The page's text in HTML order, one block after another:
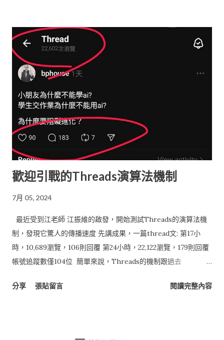
主機維運的問題， 只要專心做我的創意、嘗鮮就好了！！ 多
棒！ 若將『 教育，意義！ 』網站依功能層次來分類，可以分為
三層結構， 當中的層次與使用技術大致如下： UI 介面層 服務 :
Blogspot (網站介面) , Picasa (相簿空間), Google Apps 技術 :
Javascript , AJAX ( JQuery ) App應用層 服務 : Google App
Engine (GAE) 技術 : Java, Java Server Page (JSP) 資料層 服務 :
Google Docs (文件), Google Spreadsheet (試算表) 技術/函式
庫 : Java, Google Data APIs 本篇文章將著重在介紹以Google
Spreadsheet 做為雲端資料庫， 其他主題將會陸續推出。 若對
Google API 與 Google App Engine 初步建置有興趣， 可以參
考之前文章： 佛心來著的 Google Data API – for JAVA 雲端的
Google Spreadsheet 做為資料庫系統 對於小型的資料系統來
說， 採用Google Spreadsheet做為應用程式資料庫(如問卷調查
或線上系統) 也算堪用， 目前的儲存限制為 : 40 萬個儲存格 每張
工作表最多...
歡迎引戰的Threads演算法機制
7月 05, 2024
最近受到江老師 江振維的啟發，開始測試Threads的演算法機
制，發現它驚人的傳播速度 先講成果，一篇thread文: 第17小
時，10,689瀏覽，106則回覆 第24小時，22,122瀏覽，179則回覆
帳號追蹤數僅104位 簡單來說，Threads的機制跟過去
大量收集有相關興趣的人來觸及，內容散亂主題分散觸及效果越
分享 張貼留言 閱讀完整內容